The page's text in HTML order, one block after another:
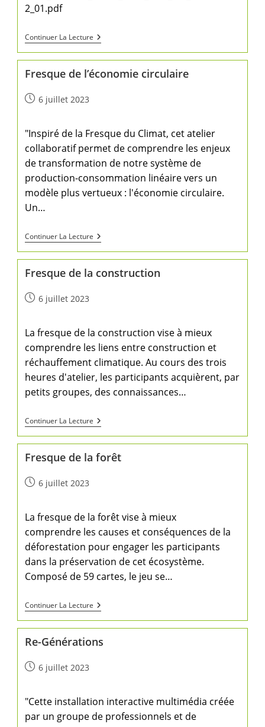
2_01.pdf
Continuer La Lecture
Fresque de l’économie circulaire
6 juillet 2023
"Inspiré de la Fresque du Climat, cet atelier
collaboratif permet de comprendre les enjeux
de transformation de notre système de
production-consommation linéaire vers un
modèle plus vertueux : l'économie circulaire.
Un…
Continuer La Lecture
Fresque de la construction
6 juillet 2023
La fresque de la construction vise à mieux
comprendre les liens entre construction et
réchauffement climatique. Au cours des trois
heures d'atelier, les participants acquièrent, par
petits groupes, des connaissances…
Continuer La Lecture
Fresque de la forêt
6 juillet 2023
La fresque de la forêt vise à mieux
comprendre les causes et conséquences de la
déforestation pour engager les participants
dans la préservation de cet écosystème.
Composé de 59 cartes, le jeu se…
Continuer La Lecture
Re-Générations
6 juillet 2023
"Cette installation interactive multimédia créée
par un groupe de professionnels et de